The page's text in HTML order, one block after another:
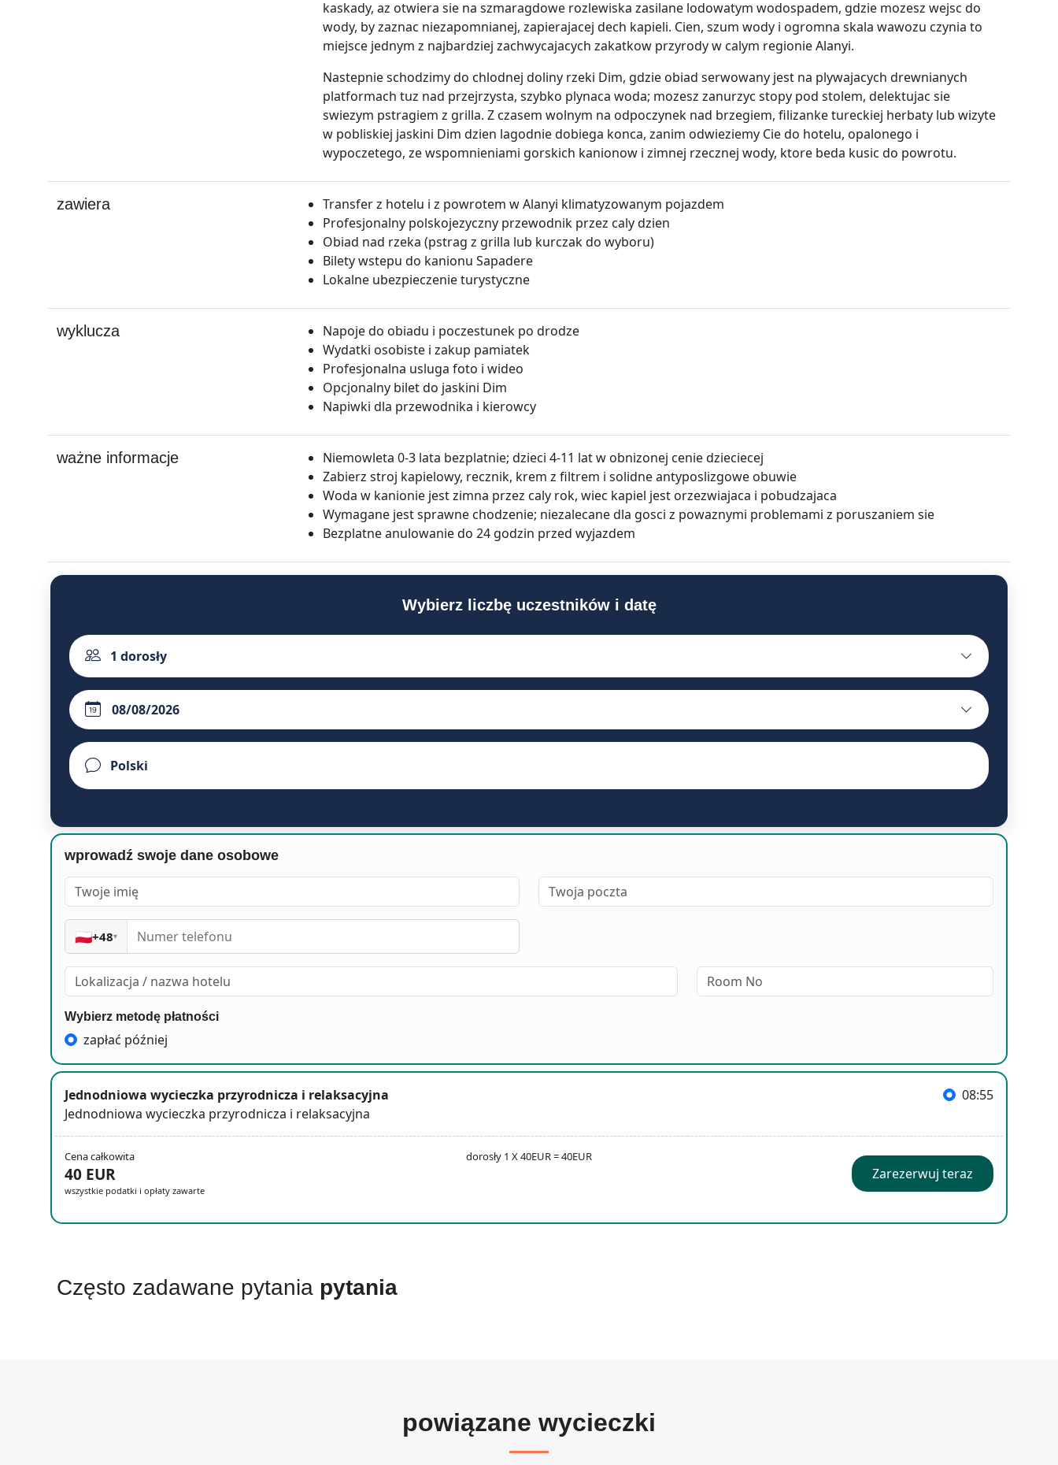
kaskady, az otwiera sie na szmaragdowe rozlewiska zasilane lodowatym wodospadem, gdzie mozesz wejsc do
wody, by zaznac niezapomnianej, zapierajacej dech kapieli. Cien, szum wody i ogromna skala wawozu czynia to
miejsce jednym z najbardziej zachwycajacych zakatkow przyrody w calym regionie Alanyi.
Nastepnie schodzimy do chlodnej doliny rzeki Dim, gdzie obiad serwowany jest na plywajacych drewnianych
platformach tuz nad przejrzysta, szybko plynaca woda; mozesz zanurzyc stopy pod stolem, delektujac sie
swiezym pstragiem z grilla. Z czasem wolnym na odpoczynek nad brzegiem, filizanke tureckiej herbaty lub wizyte
w pobliskiej jaskini Dim dzien lagodnie dobiega konca, zanim odwieziemy Cie do hotelu, opalonego i
wypoczetego, ze wspomnieniami gorskich kanionow i zimnej rzecznej wody, ktore beda kusic do powrotu.
zawiera
Transfer z hotelu i z powrotem w Alanyi klimatyzowanym pojazdem
Profesjonalny polskojezyczny przewodnik przez caly dzien
Obiad nad rzeka (pstrag z grilla lub kurczak do wyboru)
Bilety wstepu do kanionu Sapadere
Lokalne ubezpieczenie turystyczne
wyklucza
Napoje do obiadu i poczestunek po drodze
Wydatki osobiste i zakup pamiatek
Profesjonalna usluga foto i wideo
Opcjonalny bilet do jaskini Dim
Napiwki dla przewodnika i kierowcy
ważne informacje
Niemowleta 0-3 lata bezplatnie; dzieci 4-11 lat w obnizonej cenie dzieciecej
Zabierz stroj kapielowy, recznik, krem z filtrem i solidne antyposlizgowe obuwie
Woda w kanionie jest zimna przez caly rok, wiec kapiel jest orzezwiajaca i pobudzajaca
Wymagane jest sprawne chodzenie; niezalecane dla gosci z powaznymi problemami z poruszaniem sie
Bezplatne anulowanie do 24 godzin przed wyjazdem
Wybierz liczbę uczestników i datę
1 dorosły
wprowadź swoje dane osobowe
🇵🇱+48▾
Wybierz metodę płatności
zapłać później
Jednodniowa wycieczka przyrodnicza i relaksacyjna
Jednodniowa wycieczka przyrodnicza i relaksacyjna
08:55
Cena całkowita
40 EUR
wszystkie podatki i opłaty zawarte
dorosły 1 X 40EUR = 40EUR
Zarezerwuj teraz
Często zadawane pytania pytania
powiązane wycieczki